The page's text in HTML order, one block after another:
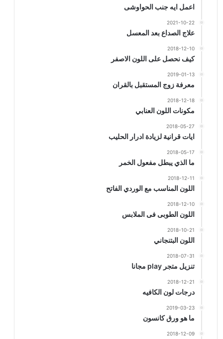
اعمل ايه جنب الحواوشى
2021-10-22
علاج الصداع بعد المعسل
2018-12-10
كيف نحصل على اللون الاصفر
2019-01-13
معرفة زوج المستقبل بالقران
2018-12-18
مكونات اللون العنابي
2018-05-27
ايات قرانية لزيادة ادرار الحليب
2018-05-17
ما الذي يبطل مفعول الخمر
2018-12-11
اللون المناسب مع الوردي الفاتح
2018-12-10
اللون الطوبى فى الملابس
2018-10-21
اللون البتنجاني
2018-07-31
تنزيل متجر play مجانا
2018-12-21
درجات لون الكافيه
2019-03-23
ما هو ورق كانسون
2018-12-09